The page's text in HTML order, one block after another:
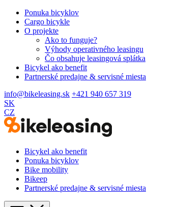
Ponuka bicyklov
Cargo bicykle
O projekte
Ako to funguje?
Výhody operativného leasingu
Čo obsahuje leasingová splátka
Bicykel ako benefit
Partnerské predajne & servisné miesta
info@bikeleasing.sk +421 940 657 319
SK
CZ
Bicykel ako benefit
Ponuka bicyklov
Bike mobility
Bikeep
Partnerské predajne & servisné miesta